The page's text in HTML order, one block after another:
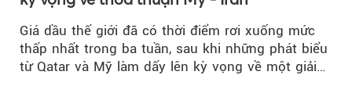
Giá dầu thế giới đã có thời điểm rơi xuống mức
thấp nhất trong ba tuần, sau khi những phát biểu
từ Qatar và Mỹ làm dấy lên kỳ vọng về một giải